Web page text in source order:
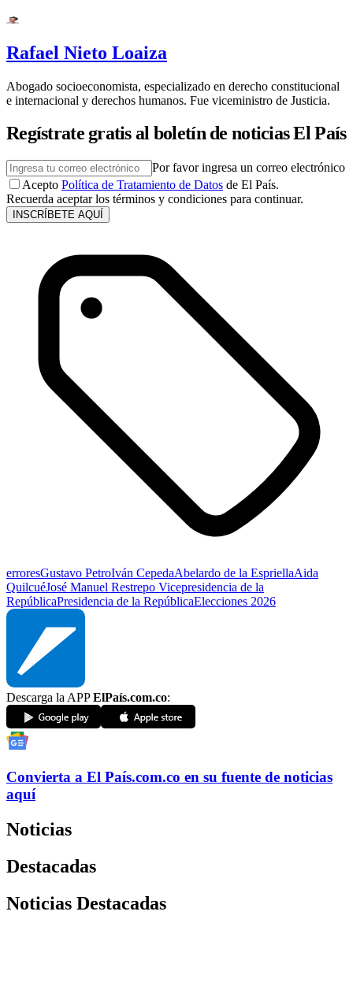
Rafael Nieto Loaiza
Abogado socioeconomista, especializado en derecho constitucional
e internacional y derechos humanos. Fue viceministro de Justicia.
Regístrate gratis al boletín de noticias El País
Por favor ingresa un correo electrónico
Acepto Política de Tratamiento de Datos de El País.
Recuerda aceptar los términos y condiciones para continuar.
INSCRÍBETE AQUÍ
erroresGustavo PetroIván CepedaAbelardo de la EspriellaAida
QuilcuéJosé Manuel Restrepo Vicepresidencia de la
RepúblicaPresidencia de la RepúblicaElecciones 2026
Descarga la APPElPaís.com.co:
Convierta a El País.com.co en su fuente de noticias
aquí
Noticias
Destacadas
Noticias Destacadas